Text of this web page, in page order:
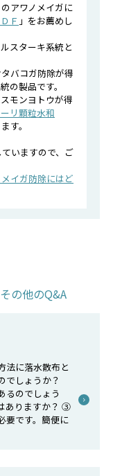
アワノメイガに
Ｆ 」をお薦めし
スターキ系統と
バコガ防除が得
の製品です。
モンヨトウが得
リ顆粒水和
す。
いますので、ご
イガ防除にはど
の他のQ&A
法に落水散布と
でしょうか？
るのでしょう
ありますか？ ③
要です。簡便に